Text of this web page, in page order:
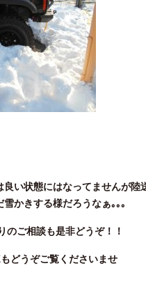
良い状態にはなってませんが
かきする様だろうなぁ｡｡｡
のご相談も是非どうぞ！！
もどうぞご覧くださいませ